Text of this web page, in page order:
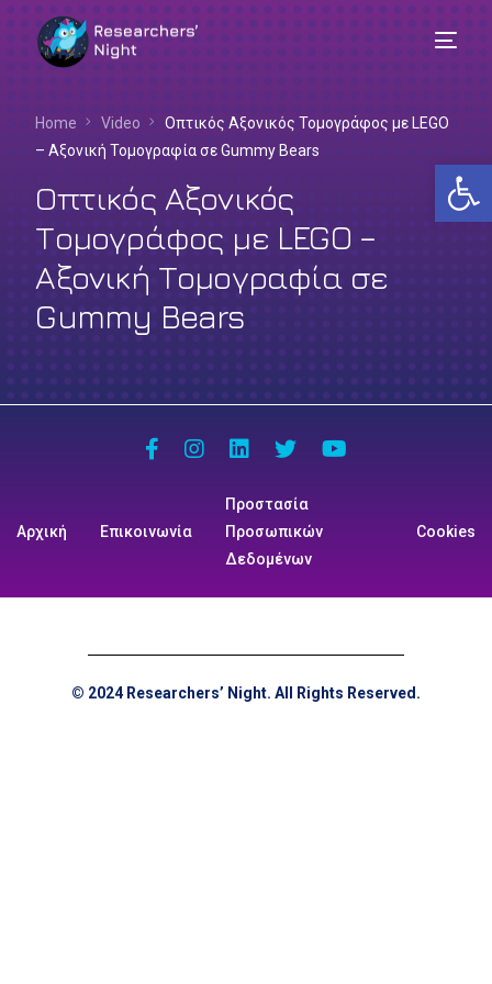
Home Video
Οπτικός Αξονικός Τομογράφος με LEGO
– Αξονική Τομογραφία σε Gummy Bears
Οπτικός Αξονικός
Τομογράφος με LEGO –
Αξονική Τομογραφία σε
Gummy Bears
Αρχική Επικοινωνία
Προστασία
Προσωπικών
Δεδομένων
Cookies
© 2024 Researchers’ Night. All Rights Reserved.